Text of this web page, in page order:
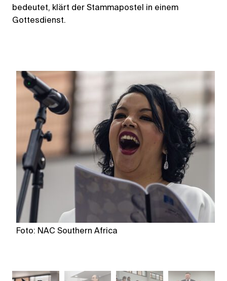
bedeutet, klärt der Stammapostel in einem
Gottesdienst.
Foto: NAC Southern Africa